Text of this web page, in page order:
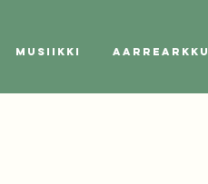
Musiikki Aarrearkku